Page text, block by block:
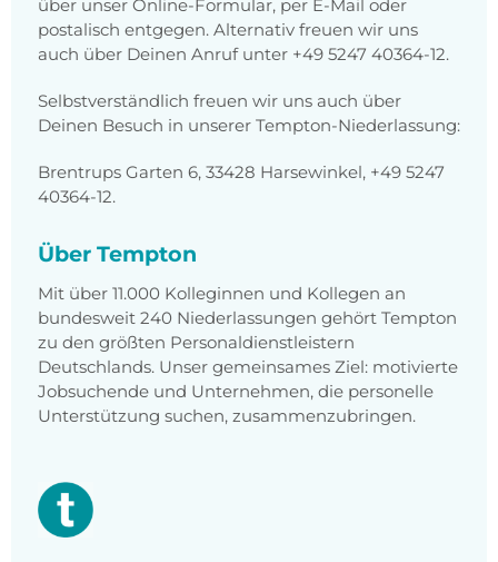
über unser Online-Formular, per E-Mail oder
postalisch entgegen. Alternativ freuen wir uns
auch über Deinen Anruf unter +49 5247 40364-12.
Selbstverständlich freuen wir uns auch über
Deinen Besuch in unserer Tempton-Niederlassung:
Brentrups Garten 6, 33428 Harsewinkel, +49 5247
40364-12.
Über Tempton
Mit über 11.000 Kolleginnen und Kollegen an
bundesweit 240 Niederlassungen gehört Tempton
zu den größten Personaldienstleistern
Deutschlands. Unser gemeinsames Ziel: motivierte
Jobsuchende und Unternehmen, die personelle
Unterstützung suchen, zusammenzubringen.